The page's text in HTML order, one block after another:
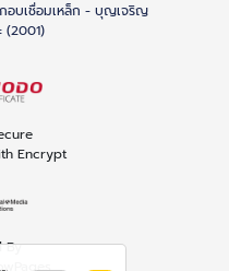
อบเชื่อมเหล็ก - บุญเจริญ
(2001)
Encrypt
By